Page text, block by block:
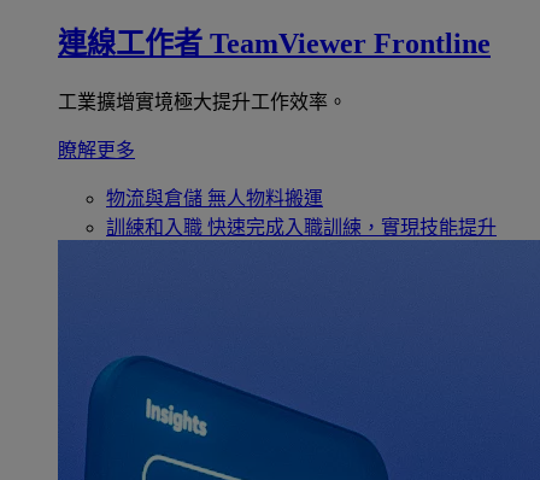
連線工作者 TeamViewer Frontline
工業擴增實境極大提升工作效率。
瞭解更多
物流與倉儲 無人物料搬運
訓練和入職 快速完成入職訓練，實現技能提升